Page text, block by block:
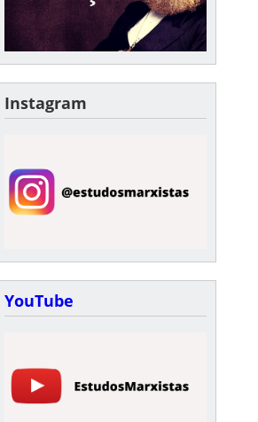
Instagram
YouTube